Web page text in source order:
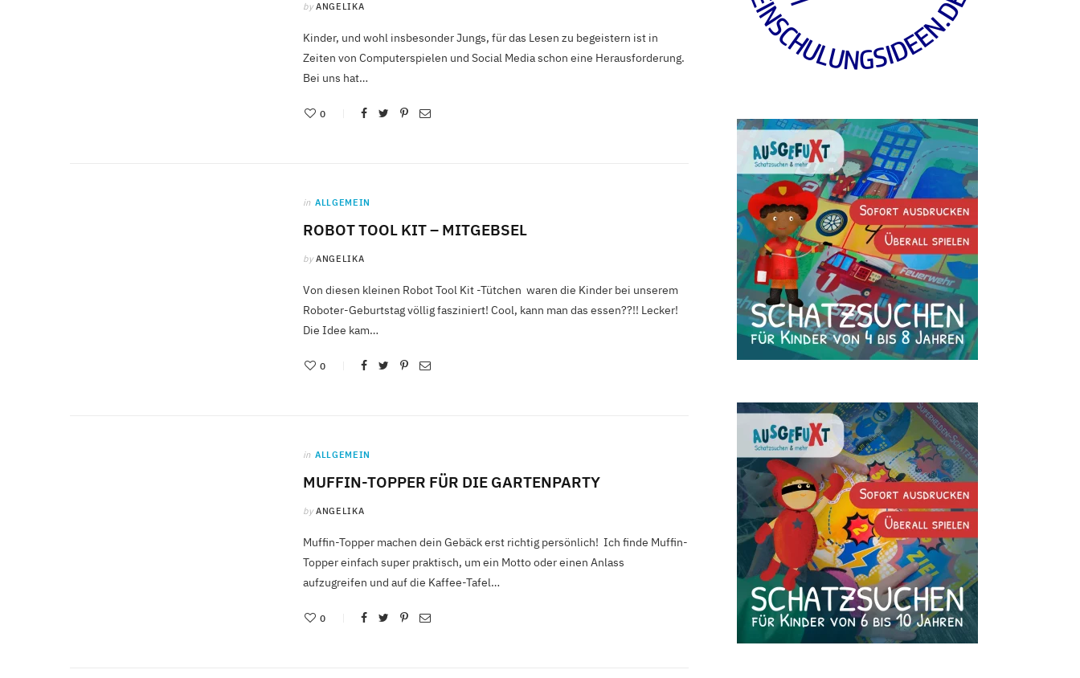
by ANGELIKA
Kinder, und wohl insbesonder Jungs, für das Lesen zu begeistern ist in
Zeiten von Computerspielen und Social Media schon eine Herausforderung.
Bei uns hat…
0
in ALLGEMEIN
ROBOT TOOL KIT – MITGEBSEL
by ANGELIKA
Von diesen kleinen Robot Tool Kit -Tütchen waren die Kinder bei unserem
Roboter-Geburtstag völlig fasziniert! Cool, kann man das essen??!! Lecker!
Die Idee kam…
0
in ALLGEMEIN
MUFFIN-TOPPER FÜR DIE GARTENPARTY
by ANGELIKA
Muffin-Topper machen dein Gebäck erst richtig persönlich! Ich finde Muffin-
Topper einfach super praktisch, um ein Motto oder einen Anlass
aufzugreifen und auf die Kaffee-Tafel…
0